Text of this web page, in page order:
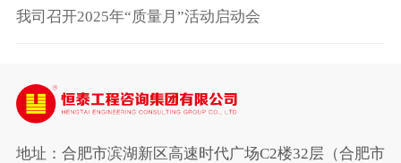
我司召开2025年“质量月”活动启动会
地址：合肥市滨湖新区高速时代广场C2楼32层（合肥市